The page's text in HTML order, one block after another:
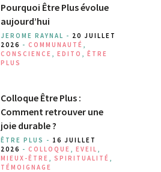
Pourquoi Être Plus évolue
aujourd’hui
JEROME RAYNAL - 20 JUILLET
2026 - COMMUNAUTÉ ,
CONSCIENCE , EDITO , ÊTRE
PLUS
Colloque Être Plus :
Comment retrouver une
joie durable ?
ÊTRE PLUS - 16 JUILLET
2026 - COLLOQUE , EVEIL ,
MIEUX-ÊTRE , SPIRITUALITÉ ,
TÉMOIGNAGE